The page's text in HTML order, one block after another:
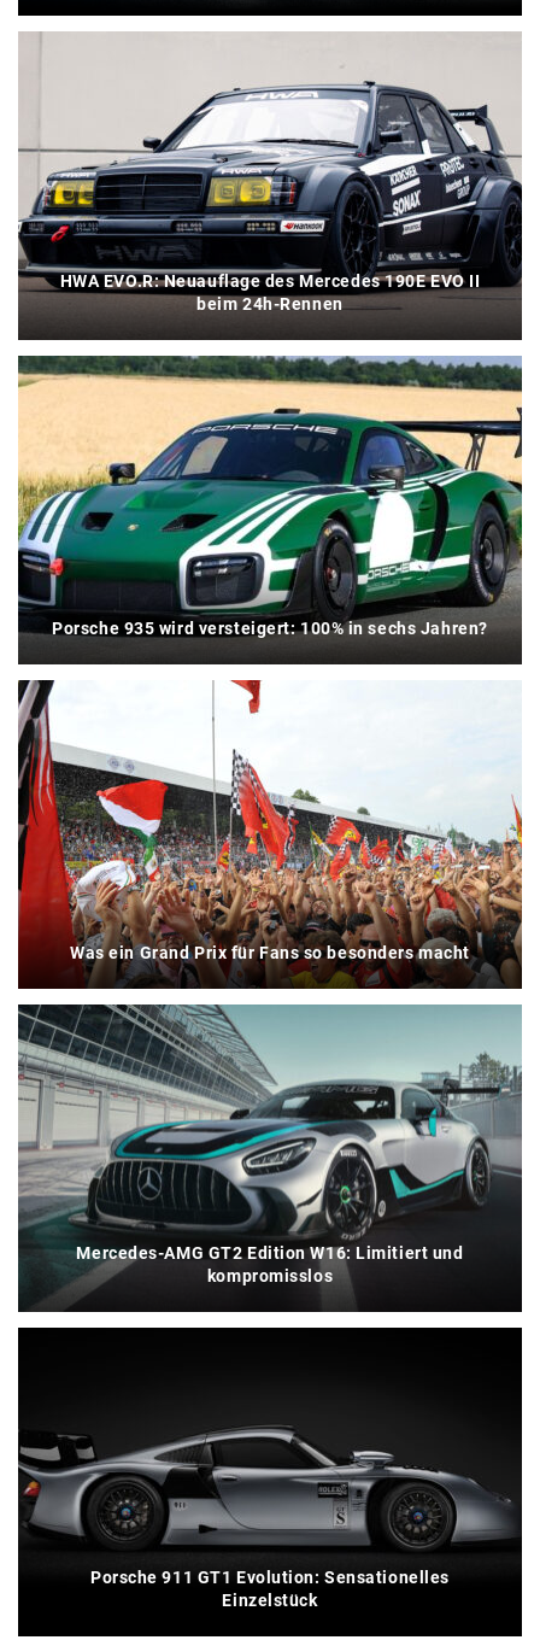
HWA EVO.R: Neuauflage des Mercedes 190E EVO II
beim 24h-Rennen
Porsche 935 wird versteigert: 100% in sechs Jahren?
Was ein Grand Prix für Fans so besonders macht
Mercedes-AMG GT2 Edition W16: Limitiert und
kompromisslos
Porsche 911 GT1 Evolution: Sensationelles
Einzelstück